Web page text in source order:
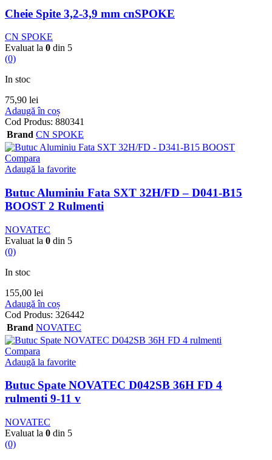
Cheie Spite 3,2-3,9 mm cnSPOKE
CN SPOKE
Evaluat la 0 din 5
(0)
In stoc
75,90 lei
Adaugă în coș
Cod Produs: 880341
Brand CN SPOKE
Compara
Adaugă la favorite
Butuc Aluminiu Fata SXT 32H/FD – D041-B15
BOOST 2 Rulmenti
NOVATEC
Evaluat la 0 din 5
(0)
In stoc
155,00 lei
Adaugă în coș
Cod Produs: 326442
Brand NOVATEC
Compara
Adaugă la favorite
Butuc Spate NOVATEC D042SB 36H FD 4
rulmenti 9-11 v
NOVATEC
Evaluat la 0 din 5
(0)